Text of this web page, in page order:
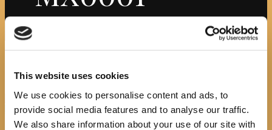
This website uses cookies
We use cookies to personalise content and ads, to
provide social media features and to analyse our traffic.
We also share information about your use of our site with
Početna
24345–MX0001
Previous item 978-953-
8326-87-5
No image description ...